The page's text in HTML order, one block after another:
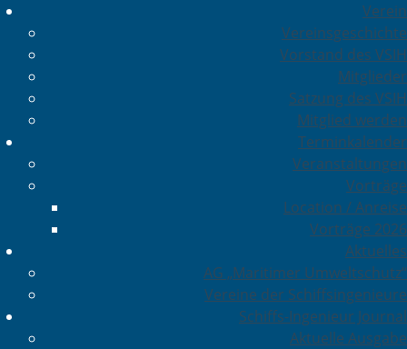
Verein
Vereinsgeschichte
Vorstand des VSIH
Mitglieder
Satzung des VSIH
Mitglied werden
Terminkalender
Veranstaltungen
Vorträge
Location / Anreise
Vorträge 2026
Aktuelles
AG „Maritimer Umweltschutz“
Vereine der Schiffsingenieure
Schiffs-Ingenieur Journal
Aktuelle Ausgabe